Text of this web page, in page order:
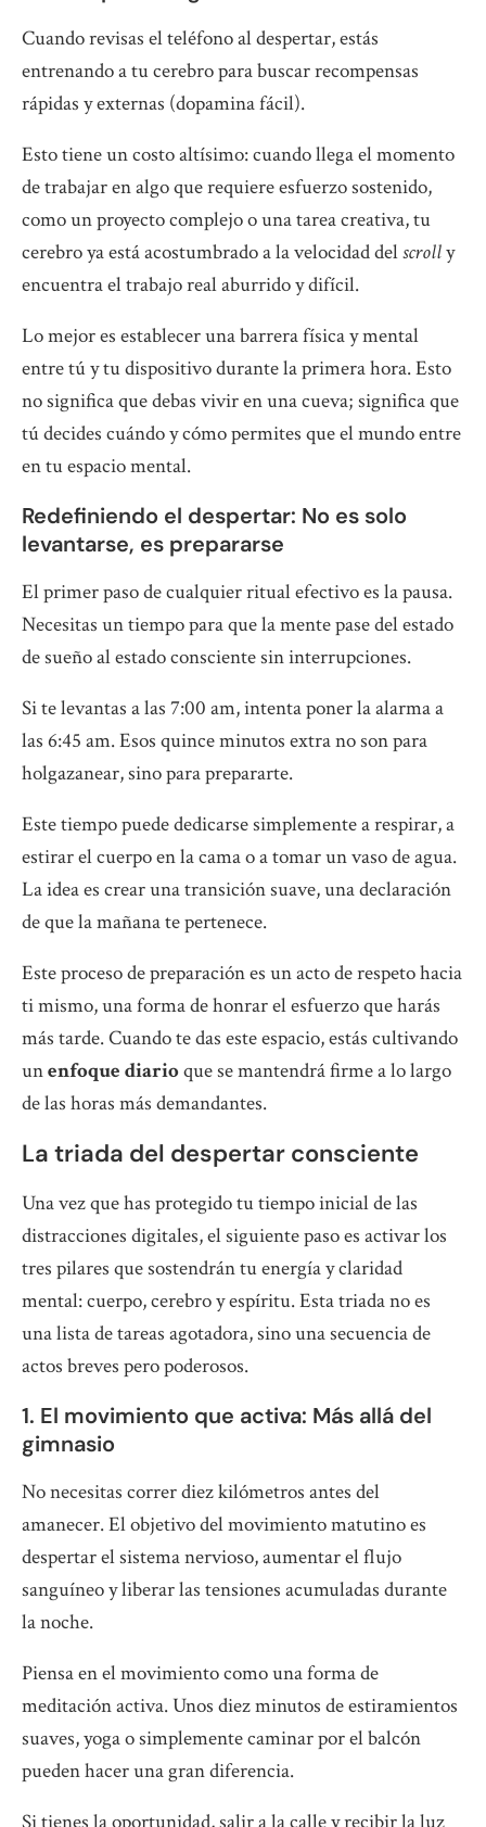
Cuando revisas el teléfono al despertar, estás
entrenando a tu cerebro para buscar recompensas
rápidas y externas (dopamina fácil).
Esto tiene un costo altísimo: cuando llega el momento
de trabajar en algo que requiere esfuerzo sostenido,
como un proyecto complejo o una tarea creativa, tu
cerebro ya está acostumbrado a la velocidad delscrolly
encuentra el trabajo real aburrido y difícil.
Lo mejor es establecer una barrera física y mental
entre tú y tu dispositivo durante la primera hora. Esto
no significa que debas vivir en una cueva; significa que
tú decides cuándo y cómo permites que el mundo entre
en tu espacio mental.
Redefiniendo el despertar: No es solo
levantarse, es prepararse
El primer paso de cualquier ritual efectivo es la pausa.
Necesitas un tiempo para que la mente pase del estado
de sueño al estado consciente sin interrupciones.
Si te levantas a las 7:00 am, intenta poner la alarma a
las 6:45 am. Esos quince minutos extra no son para
holgazanear, sino para prepararte.
Este tiempo puede dedicarse simplemente a respirar, a
estirar el cuerpo en la cama o a tomar un vaso de agua.
La idea es crear una transición suave, una declaración
de que la mañana te pertenece.
Este proceso de preparación es un acto de respeto hacia
ti mismo, una forma de honrar el esfuerzo que harás
más tarde. Cuando te das este espacio, estás cultivando
unenfoque diarioque se mantendrá firme a lo largo
de las horas más demandantes.
La triada del despertar consciente
Una vez que has protegido tu tiempo inicial de las
distracciones digitales, el siguiente paso es activar los
tres pilares que sostendrán tu energía y claridad
mental: cuerpo, cerebro y espíritu. Esta triada no es
una lista de tareas agotadora, sino una secuencia de
actos breves pero poderosos.
1. El movimiento que activa: Más allá del
gimnasio
No necesitas correr diez kilómetros antes del
amanecer. El objetivo del movimiento matutino es
despertar el sistema nervioso, aumentar el flujo
sanguíneo y liberar las tensiones acumuladas durante
la noche.
Piensa en el movimiento como una forma de
meditación activa. Unos diez minutos de estiramientos
suaves, yoga o simplemente caminar por el balcón
pueden hacer una gran diferencia.